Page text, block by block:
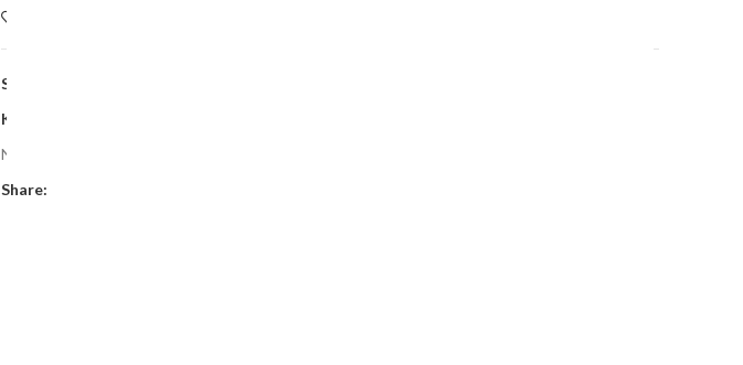
SKU:
Kategorije:
Najniža cijena zadnjih 30 dana:
Share: